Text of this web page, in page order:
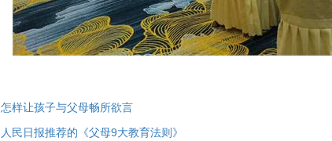
怎样让孩子与父母畅所欲言
人民日报推荐的《父母9大教育法则》